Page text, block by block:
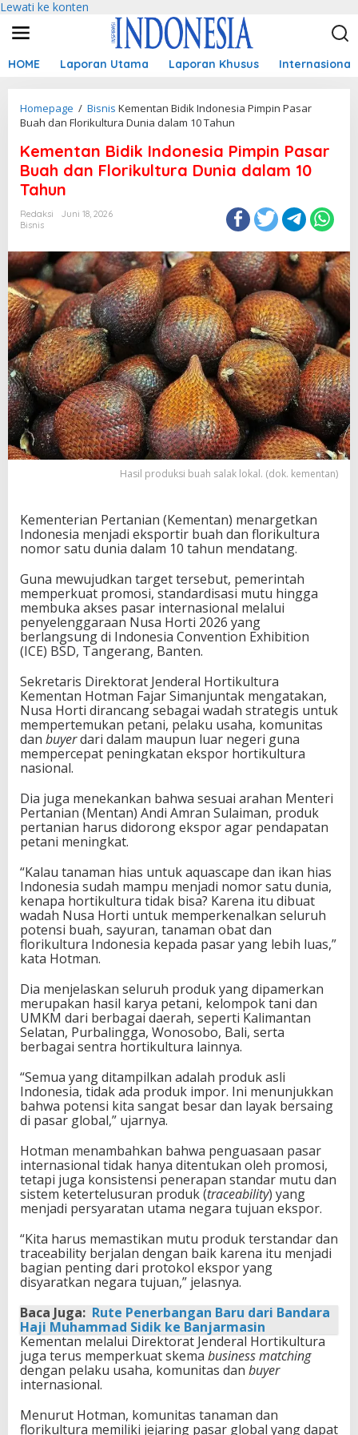
Lewati ke konten
HOME Laporan Utama Laporan Khusus Internasional
Homepage / Bisnis Kementan Bidik Indonesia Pimpin Pasar
Buah dan Florikultura Dunia dalam 10 Tahun
Kementan Bidik Indonesia Pimpin Pasar
Buah dan Florikultura Dunia dalam 10
Tahun
Redaksi
Juni 18, 2026
Bisnis
Hasil produksi buah salak lokal. (dok. kementan)
Kementerian Pertanian (Kementan) menargetkan
Indonesia menjadi eksportir buah dan florikultura
nomor satu dunia dalam 10 tahun mendatang.
Guna mewujudkan target tersebut, pemerintah
memperkuat promosi, standardisasi mutu hingga
membuka akses pasar internasional melalui
penyelenggaraan Nusa Horti 2026 yang
berlangsung di Indonesia Convention Exhibition
(ICE) BSD, Tangerang, Banten.
Sekretaris Direktorat Jenderal Hortikultura
Kementan Hotman Fajar Simanjuntak mengatakan,
Nusa Horti dirancang sebagai wadah strategis untuk
mempertemukan petani, pelaku usaha, komunitas
dan buyerdari dalam maupun luar negeri guna
mempercepat peningkatan ekspor hortikultura
nasional.
Dia juga menekankan bahwa sesuai arahan Menteri
Pertanian (Mentan) Andi Amran Sulaiman, produk
pertanian harus didorong ekspor agar pendapatan
petani meningkat.
“Kalau tanaman hias untuk aquascape dan ikan hias
Indonesia sudah mampu menjadi nomor satu dunia,
kenapa hortikultura tidak bisa? Karena itu dibuat
wadah Nusa Horti untuk memperkenalkan seluruh
potensi buah, sayuran, tanaman obat dan
florikultura Indonesia kepada pasar yang lebih luas,”
kata Hotman.
Dia menjelaskan seluruh produk yang dipamerkan
merupakan hasil karya petani, kelompok tani dan
UMKM dari berbagai daerah, seperti Kalimantan
Selatan, Purbalingga, Wonosobo, Bali, serta
berbagai sentra hortikultura lainnya.
“Semua yang ditampilkan adalah produk asli
Indonesia, tidak ada produk impor. Ini menunjukkan
bahwa potensi kita sangat besar dan layak bersaing
di pasar global,” ujarnya.
Hotman menambahkan bahwa penguasaan pasar
internasional tidak hanya ditentukan oleh promosi,
tetapi juga konsistensi penerapan standar mutu dan
sistem ketertelusuran produk (traceability) yang
menjadi persyaratan utama negara tujuan ekspor.
“Kita harus memastikan mutu produk terstandar dan
traceability berjalan dengan baik karena itu menjadi
bagian penting dari protokol ekspor yang
disyaratkan negara tujuan,” jelasnya.
Baca Juga: Rute Penerbangan Baru dari Bandara
Haji Muhammad Sidik ke Banjarmasin
Kementan melalui Direktorat Jenderal Hortikultura
juga terus memperkuat skema business matching
dengan pelaku usaha, komunitas dan buyer
internasional.
Menurut Hotman, komunitas tanaman dan
florikultura memiliki jejaring pasar global yang dapat